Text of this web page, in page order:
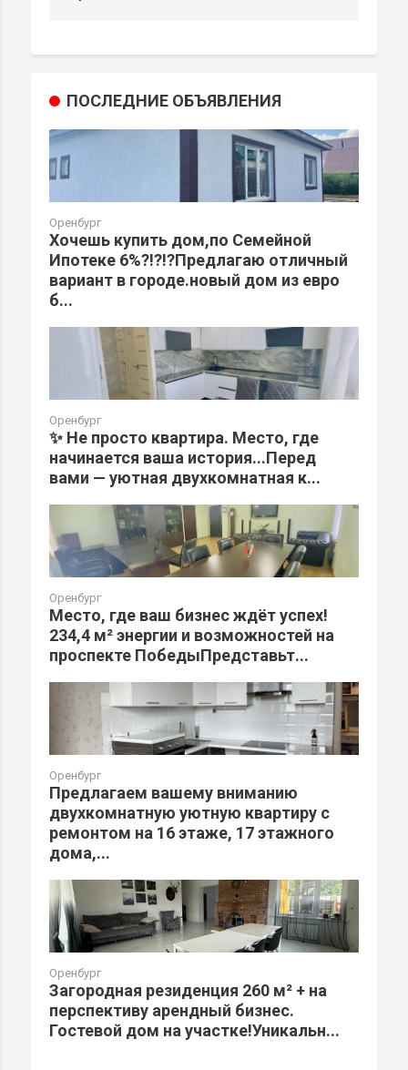
ПОСЛЕДНИЕ ОБЪЯВЛЕНИЯ
Оренбург
Хочешь купить дом,по Семейной
Ипотеке 6%?!?!?Предлагаю отличный
вариант в городе.новый дом из евро
б...
Оренбург
✨ Не просто квартира. Место, где
начинается ваша история...Перед
вами — уютная двухкомнатная к...
Оренбург
Место, где ваш бизнес ждёт успех!
234,4 м² энергии и возможностей на
проспекте ПобедыПредставьт...
Оренбург
Предлагаем вашему вниманию
двухкомнатную уютную квартиру с
ремонтом на 16 этаже, 17 этажного
дома,...
Оренбург
Загородная резиденция 260 м² + на
перспективу арендный бизнес.
Гостевой дом на участке!Уникальн...